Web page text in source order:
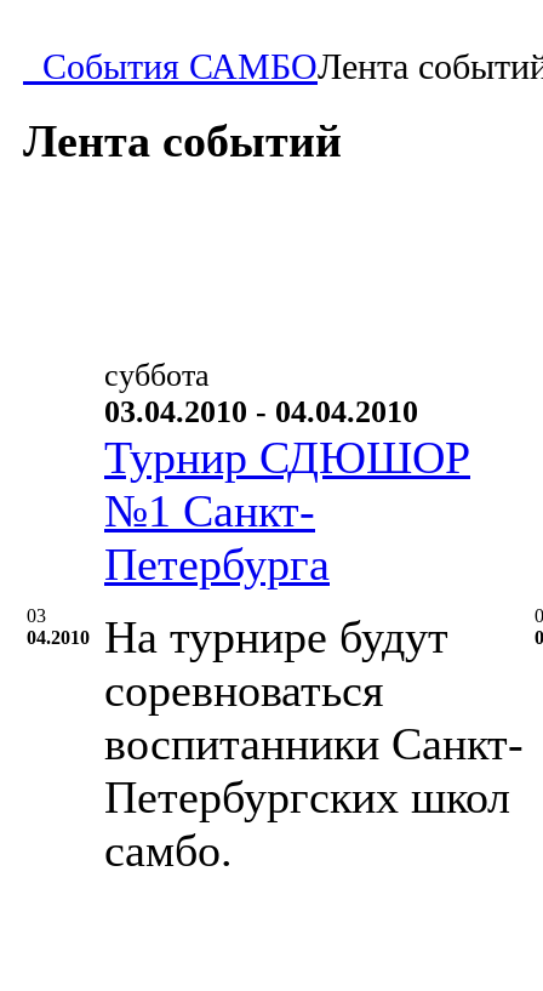
События САМБОЛента
Лента событий
03
04.2010
суббота
03.04.2010 - 04.04.2010
Турнир СДЮШОР
№1 Санкт-
Петербурга
На турнире будут
соревноваться
воспитанники Санкт-
Петербургских школ
самбо.